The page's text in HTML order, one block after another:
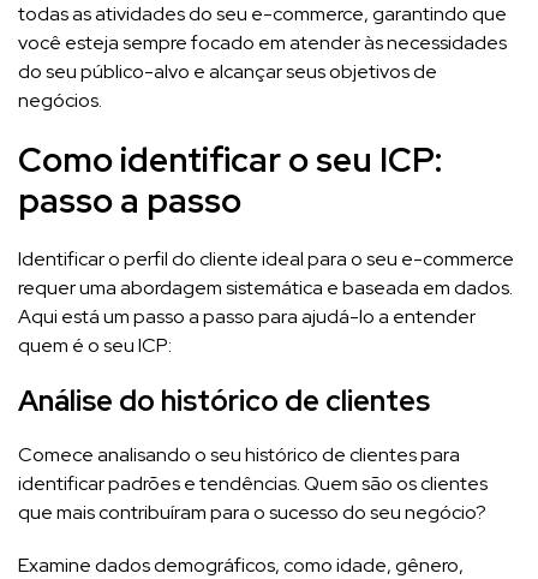
todas as atividades do seu e-commerce, garantindo que
você esteja sempre focado em atender às necessidades
do seu público-alvo e alcançar seus objetivos de
negócios.
Como identificar o seu ICP:
passo a passo
Identificar o perfil do cliente ideal para o seu e-commerce
requer uma abordagem sistemática e baseada em dados.
Aqui está um passo a passo para ajudá-lo a entender
quem é o seu ICP:
Análise do histórico de clientes
Comece analisando o seu histórico de clientes para
identificar padrões e tendências. Quem são os clientes
que mais contribuíram para o sucesso do seu negócio?
Examine dados demográficos, como idade, gênero,